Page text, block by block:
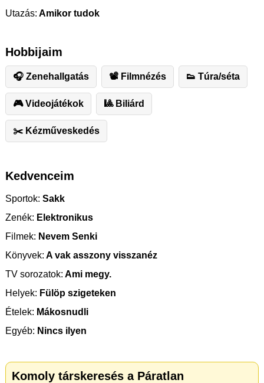
Utazás: Amikor tudok
Hobbijaim
🎧 Zenehallgatás 📽 Filmnézés 👟 Túra/séta
🎮 Videojátékok 🎱 Biliárd
✂️ ️Kézműveskedés
Kedvenceim
Sportok: Sakk
Zenék: Elektronikus
Filmek: Nevem Senki
Könyvek: A vak asszony visszanéz
TV sorozatok: Ami megy.
Helyek: Fülöp szigeteken
Ételek: Mákosnudli
Egyéb: Nincs ilyen
Komoly társkeresés a Páratlan